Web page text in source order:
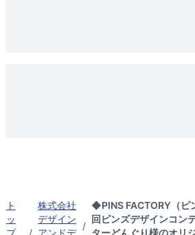
ト
ッ
プ
/
株式会社
デザイン
アンドデ
/
◆PINS FACTORY（
回ピンズデザインコ
ターどんぐり様のオリ